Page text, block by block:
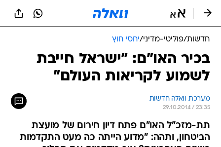
חדשות/פוליטי-מדיני/יחסי חוץ
בכיר האו"ם: "ישראל חייבת
לשמוע לקריאות העולם"
מערכת וואלה חדשות
29.10.2014 / 23:35
תת-מזכ"ל האו"ם פתח דיון חירום של מועצת
הביטחון, ותהה: "מדוע הייתה כה מעט התקדמות